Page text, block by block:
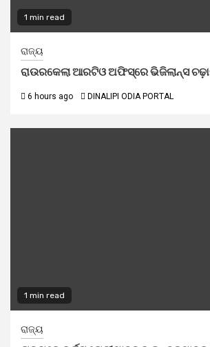
1 min read
ରାଜ୍ୟ
ରାଉରକେଲା ଆରଟିଓ ଅଫିସ୍‌ରେ ଭିଜିଲାନ୍ସ
6 hours ago DINALIPI ODIA PORTAL
1 min read
ରାଜ୍ୟ